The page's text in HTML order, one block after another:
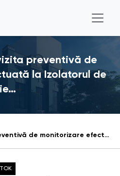
preventivă de
la Izolatorul de
Raportul privind vizita preventivă de monitorizare efectuată la Izolatorul de Detenție Provizorie din cadrul Inspectoratului de Poliție Cahul din data de 12 mai 2023